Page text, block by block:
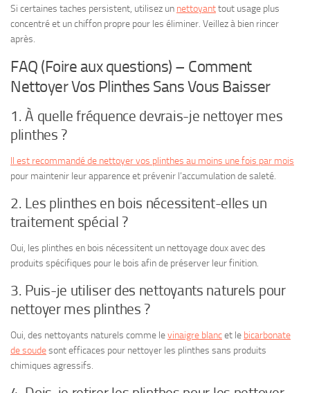
Si certaines taches persistent, utilisez un nettoyanttout usage plus
concentré et un chiffon propre pour les éliminer. Veillez à bien rincer
après.
FAQ (Foire aux questions) – Comment
Nettoyer Vos Plinthes Sans Vous Baisser
1. À quelle fréquence devrais-je nettoyer mes
plinthes ?
Il est recommandé de nettoyer vos plinthes au moins une fois par mois
pour maintenir leur apparence et prévenir l’accumulation de saleté.
2. Les plinthes en bois nécessitent-elles un
traitement spécial ?
Oui, les plinthes en bois nécessitent un nettoyage doux avec des
produits spécifiques pour le bois afin de préserver leur finition.
3. Puis-je utiliser des nettoyants naturels pour
nettoyer mes plinthes ?
Oui, des nettoyants naturels comme levinaigre blancet le bicarbonate
de soudesont efficaces pour nettoyer les plinthes sans produits
chimiques agressifs.